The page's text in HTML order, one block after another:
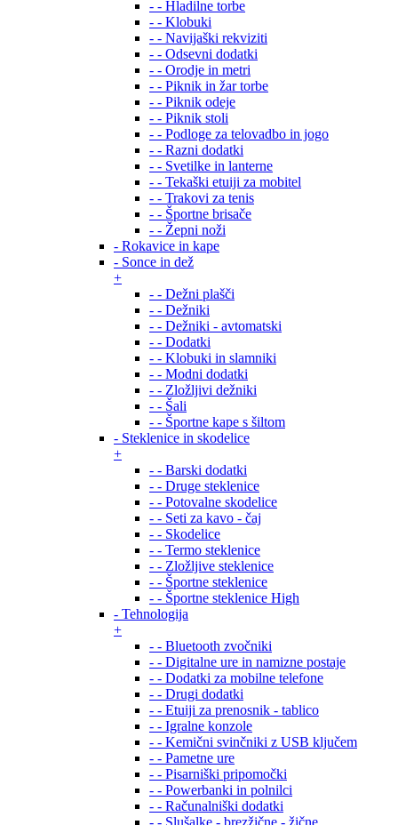
- - Hladilne torbe
- - Klobuki
- - Navijaški rekviziti
- - Odsevni dodatki
- - Orodje in metri
- - Piknik in žar torbe
- - Piknik odeje
- - Piknik stoli
- - Podloge za telovadbo in jogo
- - Razni dodatki
- - Svetilke in lanterne
- - Tekaški etuiji za mobitel
- - Trakovi za tenis
- - Športne brisače
- - Žepni noži
- Rokavice in kape
- Sonce in dež
+
- - Dežni plašči
- - Dežniki
- - Dežniki - avtomatski
- - Dodatki
- - Klobuki in slamniki
- - Modni dodatki
- - Zložljivi dežniki
- - Šali
- - Športne kape s šiltom
- Steklenice in skodelice
+
- - Barski dodatki
- - Druge steklenice
- - Potovalne skodelice
- - Seti za kavo - čaj
- - Skodelice
- - Termo steklenice
- - Zložljive steklenice
- - Športne steklenice
- - Športne steklenice High
- Tehnologija
+
- - Bluetooth zvočniki
- - Digitalne ure in namizne postaje
- - Dodatki za mobilne telefone
- - Drugi dodatki
- - Etuiji za prenosnik - tablico
- - Igralne konzole
- - Kemični svinčniki z USB ključem
- - Pametne ure
- - Pisarniški pripomočki
- - Powerbanki in polnilci
- - Računalniški dodatki
- - Slušalke - brezžične - žične